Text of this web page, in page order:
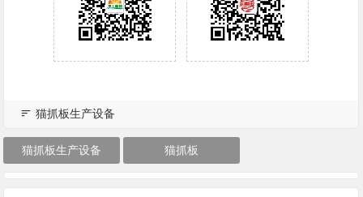
猫抓板生产设备
猫抓板生产设备 猫抓板